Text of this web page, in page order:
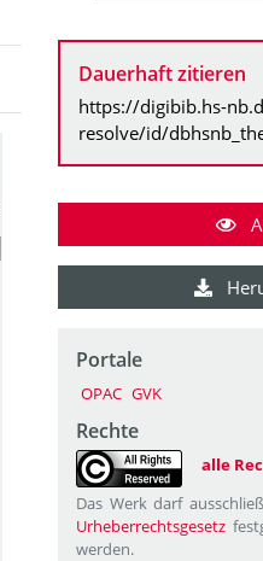
Dauerhaft zitieren
https://digibib.hs-
resolve/id/
Portale
OPAC GVK
Rechte
alle
Das Werk darf
Urheberrechtsgesetz
werden.